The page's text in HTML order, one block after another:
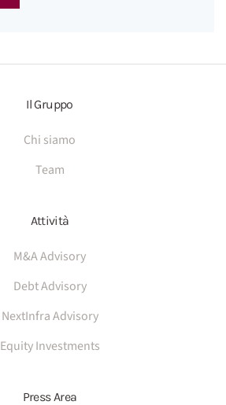
Il Gruppo
Chi siamo
Team
Attività
M&A Advisory
Debt Advisory
NextInfra Advisory
Equity Investments
Press Area